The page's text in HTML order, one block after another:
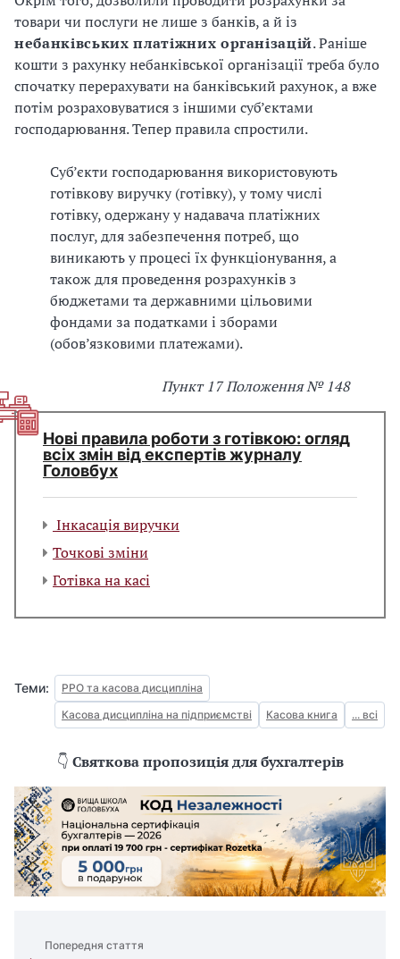
товари чи послуги не лише з банків, а й із
небанківських платіжних організацій. Раніше
кошти з рахунку небанківської організації треба було
спочатку перерахувати на банківський рахунок, а вже
потім розраховуватися з іншими суб’єктами
господарювання. Тепер правила спростили.
Суб’єкти господарювання використовують
готівкову виручку (готівку), у тому числі
готівку, одержану у надавача платіжних
послуг, для забезпечення потреб, що
виникають у процесі їх функціонування, а
також для проведення розрахунків з
бюджетами та державними цільовими
фондами за податками і зборами
(обов’язковими платежами).
Пункт 17 Положення № 148
Нові правила роботи з готівкою: огляд
всіх змін від експертів журналу
Головбух
Інкасація виручки
Точкові зміни
Готівка на касі
Теми:
РРО та касова дисципліна
Касова дисципліна на підприємстві
Касова книга ... всі
👇 Святкова пропозиція для бухгалтерів
Попередня стаття